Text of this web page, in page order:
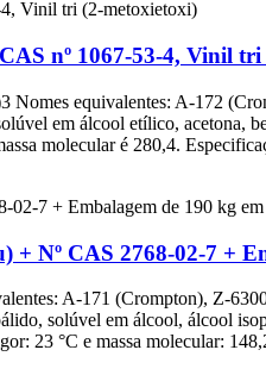
nº 1067-53-4, Vinil
equivalentes: A-172
em álcool etílico, acetona,
molecular é 280,4.
Nº CAS 2768-02-7 +
A-171 (Crompton), Z-
solúvel em álcool, álcool
23 °C e massa molecular: